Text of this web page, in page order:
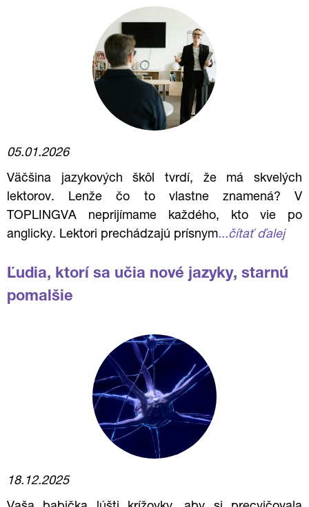
05.01.2026
Väčšina jazykových škôl tvrdí, že má skvelých
lektorov. Lenže čo to vlastne znamená? V
TOPLINGVA neprijímame každého, kto vie po
anglicky. Lektori prechádzajú prísnym...čítať ďalej
Ľudia, ktorí sa učia nové jazyky, starnú
pomalšie
18.12.2025